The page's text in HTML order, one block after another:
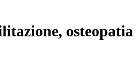
osteopatia